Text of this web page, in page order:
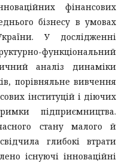
фінансових
бізнесу в умовах
У дослідженні
функціональний
аналіз динаміки
порівняльне вивчення
інституцій і діючих
підприємництва.
стану малого й
глибокі втрати
існуючі інноваційні